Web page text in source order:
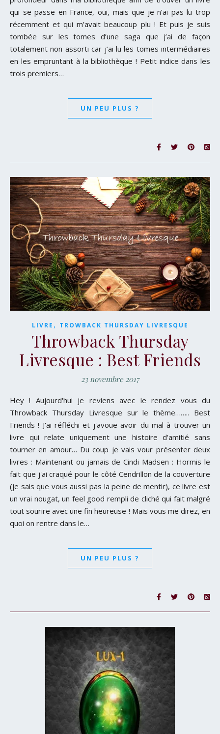
qui se passe en France, oui, mais que je n’ai pas lu trop
récemment et qui m’avait beaucoup plu ! Et puis je suis
tombée sur les tomes d’une saga que j’ai de façon
totalement non assorti car j’ai lu les tomes intermédiaires
en les empruntant à la bibliothèque ! Petit indice dans les
trois premiers…
UN PEU PLUS ?
LIVRE , TROWBACK THURSDAY LIVRESQUE
Throwback Thursday
Livresque : Best Friends
23 novembre 2017
Hey ! Aujourd'hui je reviens avec le rendez vous du
Throwback Thursday Livresque sur le thème…….. Best
Friends ! J'ai réfléchi et j'avoue avoir du mal à trouver un
livre qui relate uniquement une histoire d'amitié sans
tourner en amour… Du coup je vais vour présenter deux
livres : Maintenant ou jamais de Cindi Madsen : Hormis le
fait que j'ai craqué pour le côté Cendrillon de la couverture
(je sais que vous aussi pas la peine de mentir), ce livre est
un vrai nougat, un feel good rempli de cliché qui fait malgré
tout sourire avec une fin heureuse ! Mais vous me direz, en
quoi on rentre dans le…
UN PEU PLUS ?